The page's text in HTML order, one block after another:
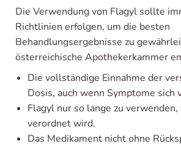
Die Verwendung von Flagyl sollte
Richtlinien erfolgen, um die besten
Behandlungsergebnisse zu
österreichische Apothekerkammer
Die vollständige Einnahme der
Dosis, auch wenn Symptome sich
Flagyl nur so lange zu
verordnet wird.
Das Medikament nicht ohne